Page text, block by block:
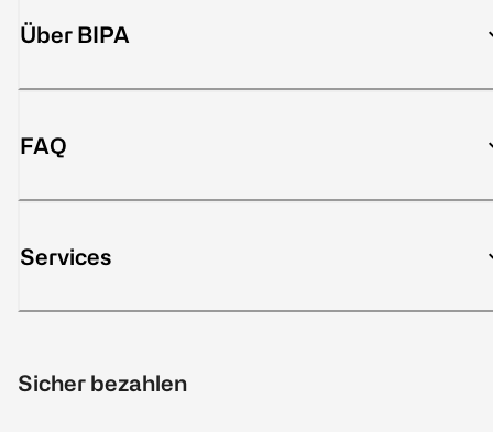
Über BIPA
FAQ
Services
Sicher bezahlen